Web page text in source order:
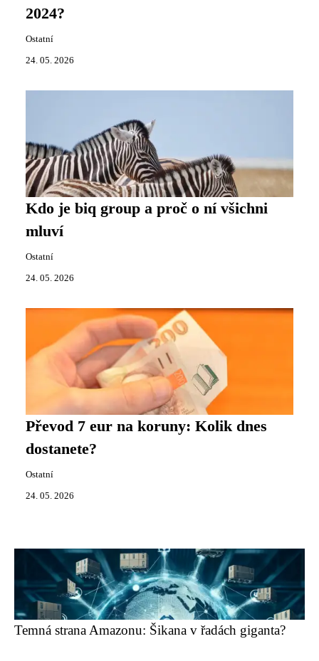
2024?
Ostatní
24. 05. 2026
Kdo je biq group a proč o ní všichni
mluví
Ostatní
24. 05. 2026
Převod 7 eur na koruny: Kolik dnes
dostanete?
Ostatní
24. 05. 2026
Temná strana Amazonu: Šikana v řadách giganta?